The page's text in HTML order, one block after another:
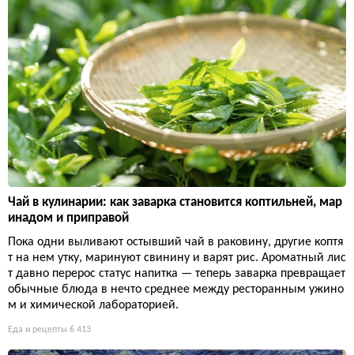
Чай в кулинарии: как заварка становится коптильней, мар
инадом и приправой
Пока одни выливают остывший чай в раковину, другие коптя
т на нем утку, маринуют свинину и варят рис. Ароматный лис
т давно перерос статус напитка — теперь заварка превращает
обычные блюда в нечто среднее между ресторанным ужино
м и химической лабораторией.
Еда и рецепты 6 413